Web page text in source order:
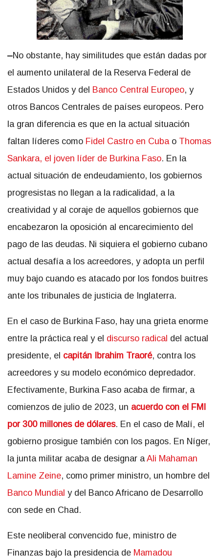
–No obstante, hay similitudes que están dadas por
el aumento unilateral de la Reserva Federal de
Estados Unidos y del Banco Central Europeo, y
otros Bancos Centrales de países europeos. Pero
la gran diferencia es que en la actual situación
faltan líderes como Fidel Castro en Cubao Thomas
Sankara, el joven líder de Burkina Faso. En la
actual situación de endeudamiento, los gobiernos
progresistas no llegan a la radicalidad, a la
creatividad y al coraje de aquellos gobiernos que
encabezaron la oposición al encarecimiento del
pago de las deudas. Ni siquiera el gobierno cubano
actual desafía a los acreedores, y adopta un perfil
muy bajo cuando es atacado por los fondos buitres
ante los tribunales de justicia de Inglaterra.
En el caso de Burkina Faso, hay una grieta enorme
entre la práctica real y el discurso radical del actual
presidente, el capitán Ibrahim Traoré, contra los
acreedores y su modelo económico depredador.
Efectivamente, Burkina Faso acaba de firmar, a
comienzos de julio de 2023, un acuerdo con el FMI
por 300 millones de dólares. En el caso de Malí, el
gobierno prosigue también con los pagos. En Níger,
la junta militar acaba de designar aAli Mahaman
Lamine Zeine, como primer ministro, un hombre del
Banco Mundial y del Banco Africano de Desarrollo
con sede en Chad.
Este neoliberal convencido fue, ministro de
Finanzas bajo la presidencia de Mamadou